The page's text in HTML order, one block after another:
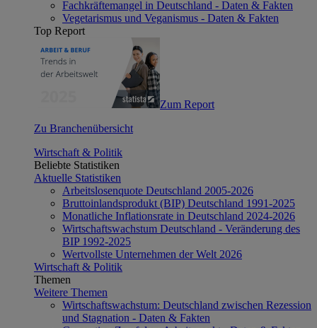
Fachkräftemangel in Deutschland - Daten & Fakten
Vegetarismus und Veganismus - Daten & Fakten
Top Report
Zum Report
Zu Branchenübersicht
Wirtschaft & Politik
Beliebte Statistiken
Aktuelle Statistiken
Arbeitslosenquote Deutschland 2005-2026
Bruttoinlandsprodukt (BIP) Deutschland 1991-2025
Monatliche Inflationsrate in Deutschland 2024-2026
Wirtschaftswachstum Deutschland - Veränderung des
BIP 1992-2025
Wertvollste Unternehmen der Welt 2026
Wirtschaft & Politik
Themen
Weitere Themen
Wirtschaftswachstum: Deutschland zwischen Rezession
und Stagnation - Daten & Fakten